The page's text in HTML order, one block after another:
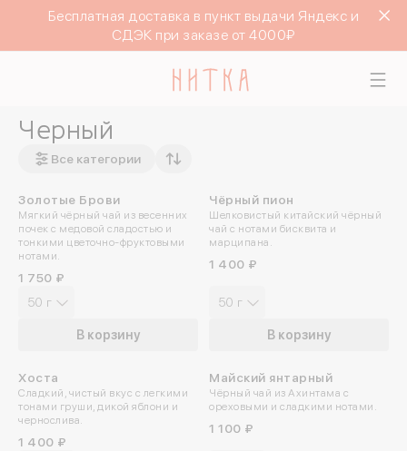
Бесплатная доставка в пункт выдачи Яндекс и
СДЭК при заказе от 4000₽
Черный
Все категории
Золотые Брови
Мягкий чёрный чай из весенних
почек с медовой сладостью и
тонкими цветочно-фруктовыми
нотами.
1 750 ₽
В корзину
50 г
Чёрный пион
Шелковистый китайский чёрный
чай с нотами бисквита и
марципана.
1 400 ₽
В корзину
50 г
Хоста
Сладкий, чистый вкус с легкими
тонами груши, дикой яблони и
чернослива.
1 400 ₽
Майский янтарный
Чёрный чай из Ахинтама с
ореховыми и сладкими нотами.
1 100 ₽